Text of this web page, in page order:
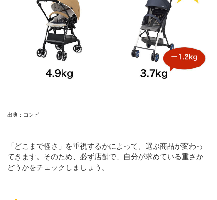
出典：コンビ
「どこまで軽さ」を重視するかによって、選ぶ商品が変わっ
てきます。そのため、必ず店舗で、自分が求めている重さか
どうかをチェックしましょう。